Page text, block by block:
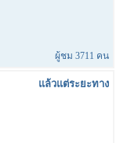
ผู้ชม 3711 คน
แล้วแต่ระยะทาง